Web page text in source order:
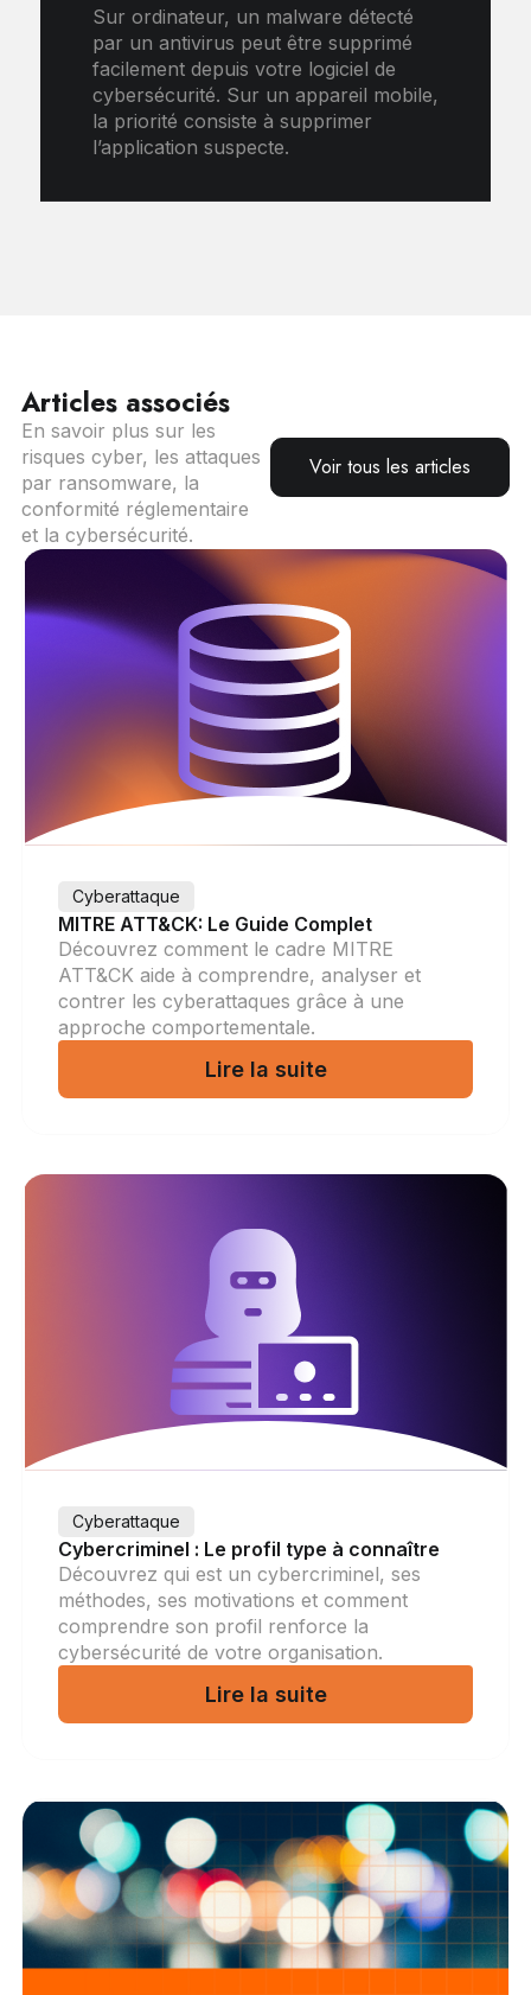
Sur ordinateur, un malware détecté
par un antivirus peut être supprimé
facilement depuis votre logiciel de
cybersécurité. Sur un appareil mobile,
la priorité consiste à supprimer
l’application suspecte.
Articles associés
En savoir plus sur les
risques cyber, les attaques
par ransomware, la
conformité réglementaire
et la cybersécurité.
Voir tous les articles
Cyberattaque
MITRE ATT&CK: Le Guide Complet
Découvrez comment le cadre MITRE
ATT&CK aide à comprendre, analyser et
contrer les cyberattaques grâce à une
approche comportementale.
Lire la suite
Cyberattaque
Cybercriminel : Le profil type à connaître
Découvrez qui est un cybercriminel, ses
méthodes, ses motivations et comment
comprendre son profil renforce la
cybersécurité de votre organisation.
Lire la suite